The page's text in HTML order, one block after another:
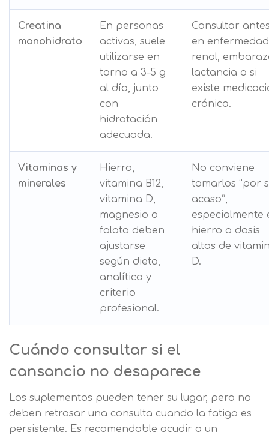
Creatina
monohidrato
En personas
activas, suele
utilizarse en
torno a 3-5 g
al día, junto
con
hidratación
adecuada.
Consultar
en enfermedad
renal,
lactancia o si
existe
crónica.
Vitaminas y
minerales
Hierro,
vitamina B12,
vitamina D,
magnesio o
folato deben
ajustarse
según dieta,
analítica y
criterio
profesional.
No conviene
tomarlos “por
acaso”,
especialmente
hierro o dosis
altas de
D.
Cuándo consultar si el
cansancio no desaparece
Los suplementos pueden tener su lugar, pero no
deben retrasar una consulta cuando la fatiga es
persistente. Es recomendable acudir a un